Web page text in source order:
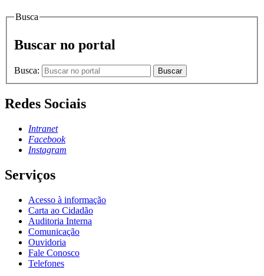
Busca
Buscar no portal
Busca: Buscar
Redes Sociais
Intranet
Facebook
Instagram
Serviços
Acesso à informação
Carta ao Cidadão
Auditoria Interna
Comunicação
Ouvidoria
Fale Conosco
Telefones